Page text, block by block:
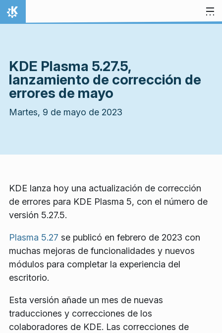
Ir al contenido
Inicio
KDE Plasma 5.27.5,
lanzamiento de corrección de
errores de mayo
Martes, 9 de mayo de 2023
KDE lanza hoy una actualización de corrección
de errores para KDE Plasma 5, con el número de
versión 5.27.5.
Plasma 5.27 se publicó en febrero de 2023 con
muchas mejoras de funcionalidades y nuevos
módulos para completar la experiencia del
escritorio.
Esta versión añade un mes de nuevas
traducciones y correcciones de los
colaboradores de KDE. Las correcciones de